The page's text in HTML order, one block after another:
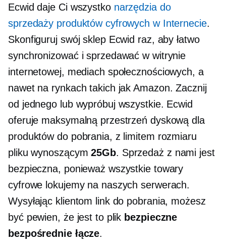
Ecwid daje Ci wszystko narzędzia do
sprzedaży produktów cyfrowych w Internecie.
Skonfiguruj swój sklep Ecwid raz, aby łatwo
synchronizować i sprzedawać w witrynie
internetowej, mediach społecznościowych, a
nawet na rynkach takich jak Amazon. Zacznij
od jednego lub wypróbuj wszystkie. Ecwid
oferuje maksymalną przestrzeń dyskową dla
produktów do pobrania, z limitem rozmiaru
pliku wynoszącym25Gb. Sprzedaż z nami jest
bezpieczna, ponieważ wszystkie towary
cyfrowe lokujemy na naszych serwerach.
Wysyłając klientom link do pobrania, możesz
być pewien, że jest to plik bezpieczne
bezpośrednie łącze.